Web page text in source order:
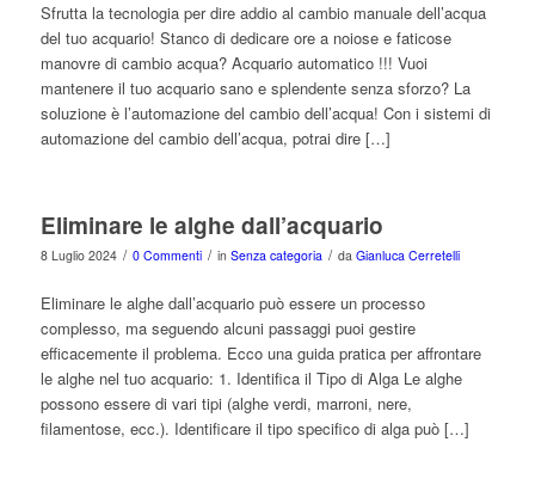
Sfrutta la tecnologia per dire addio al cambio manuale dell’acqua
del tuo acquario! Stanco di dedicare ore a noiose e faticose
manovre di cambio acqua? Acquario automatico !!! Vuoi
mantenere il tuo acquario sano e splendente senza sforzo? La
soluzione è l’automazione del cambio dell’acqua! Con i sistemi di
automazione del cambio dell’acqua, potrai dire […]
Eliminare le alghe dall’acquario
8 Luglio 2024 / 0 Commenti / in Senza categoria / da Gianluca Cerretelli
Eliminare le alghe dall’acquario può essere un processo
complesso, ma seguendo alcuni passaggi puoi gestire
efficacemente il problema. Ecco una guida pratica per affrontare
le alghe nel tuo acquario: 1. Identifica il Tipo di Alga Le alghe
possono essere di vari tipi (alghe verdi, marroni, nere,
filamentose, ecc.). Identificare il tipo specifico di alga può […]